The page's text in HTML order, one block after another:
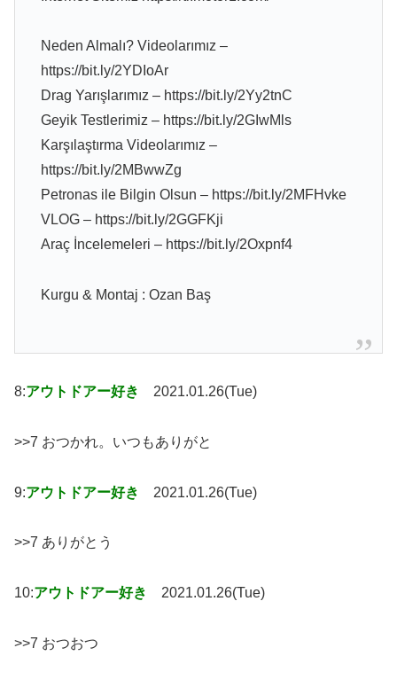
Neden Almalı? Videolarımız –
https://bit.ly/2YDIoAr
Drag Yarışlarımız – https://bit.ly/2Yy2tnC
Geyik Testlerimiz – https://bit.ly/2GIwMls
Karşılaştırma Videolarımız –
https://bit.ly/2MBwwZg
Petronas ile Bilgin Olsun – https://bit.ly/2MFHvke
VLOG – https://bit.ly/2GGFKji
Araç İncelemeleri – https://bit.ly/2Oxpnf4
Kurgu & Montaj : Ozan Baş
8:アウトドアー好き 2021.01.26(Tue)
>>7 おつかれ。いつもありがと
9:アウトドアー好き 2021.01.26(Tue)
>>7 ありがとう
10:アウトドアー好き 2021.01.26(Tue)
>>7 おつおつ